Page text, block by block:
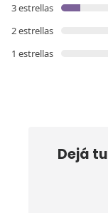
3 estrellas
2 estrellas
1 estrellas
Dejá